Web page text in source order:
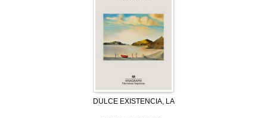
DULCE EXISTENCIA, LA